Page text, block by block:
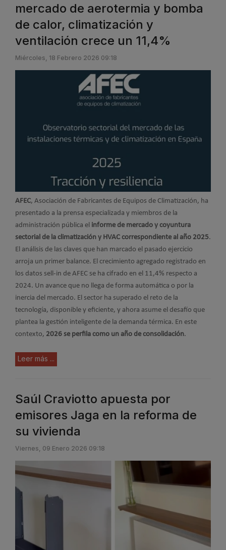
mercado de aerotermia y bomba
de calor, climatización y
ventilación crece un 11,4%
Miércoles, 18 Febrero 2026 09:18
AFEC, Asociación de Fabricantes de Equipos de Climatización, ha
presentado a la prensa especializada y miembros de la
administración pública el informe de mercado y coyuntura
sectorial de la climatización y HVAC correspondiente al año 2025.
El análisis de las claves que han marcado el pasado ejercicio
arroja un primer balance. El crecimiento agregado registrado en
los datos sell-in de AFEC se ha cifrado en el 11,4% respecto a
2024. Un avance que no llega de forma automática o por la
inercia del mercado. El sector ha superado el reto de la
tecnología, disponible y eficiente, y ahora asume el desafío que
plantea la gestión inteligente de la demanda térmica. En este
contexto, 2026 se perfila como un año de consolidación.
Leer más ...
Saúl Craviotto apuesta por
emisores Jaga en la reforma de
su vivienda
Viernes, 09 Enero 2026 09:18